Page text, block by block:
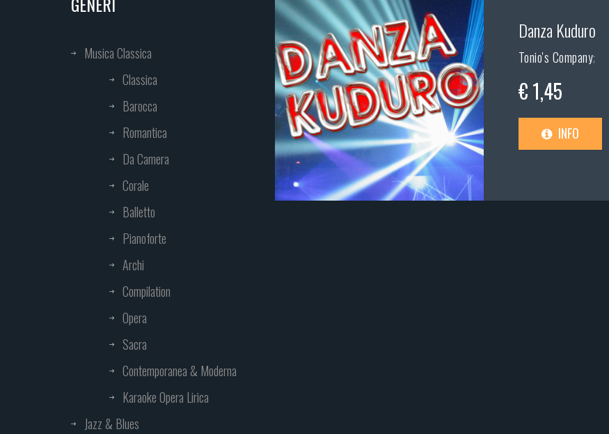
Musica Classica
Classica
Barocca
Romantica
Da Camera
Corale
Balletto
Pianoforte
Archi
Compilation
Opera
Sacra
Contemporanea & Moderna
Karaoke Opera Lirica
Jazz & Blues
Danza Kuduro
Tonio's Company;
€ 1,45
INFO